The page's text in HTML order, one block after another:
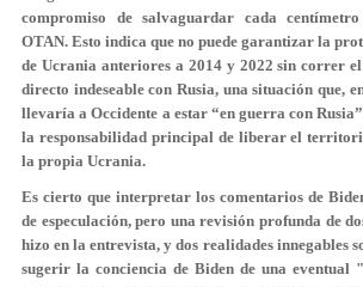
compromiso de salvaguardar cada
OTAN. Esto indica que no puede garantizar la
de Ucrania anteriores a 2014 y 2022 sin correr
directo indeseable con Rusia, una situación que,
llevaría a Occidente a estar “en guerra con
la responsabilidad principal de liberar el
la propia Ucrania.
Es cierto que interpretar los comentarios de
de especulación, pero una revisión profunda de
hizo en la entrevista, y dos realidades innegables
sugerir la conciencia de Biden de una